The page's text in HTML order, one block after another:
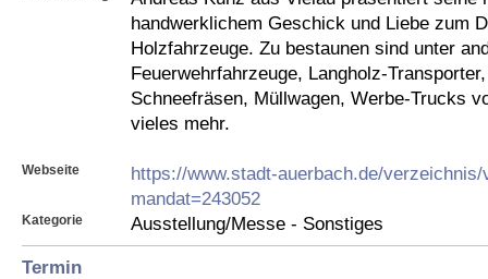
handwerklichem Geschick und Liebe zum
Holzfahrzeuge. Zu bestaunen sind unter
Feuerwehrfahrzeuge, Langholz-
Schneefräsen, Müllwagen, Werbe-Trucks
vieles mehr.
Webseite
https://www.stadt-auerbach.de/
mandat=243052
Kategorie Ausstellung/Messe - Sonstiges
Termin